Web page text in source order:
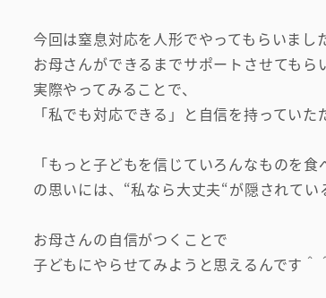
今回は窒息対応を人形でやってもらいまし
お母さんができるまでサポートさせてもら
実際やってみることで、
「私でも対応できる」と自信を持っていた
「もっと子どもを信じていろんなものを食
の思いには、“私なら大丈夫“が隠されて
お母さんの自信がつくことで
子どもにやらせてみようと思えるんです＾